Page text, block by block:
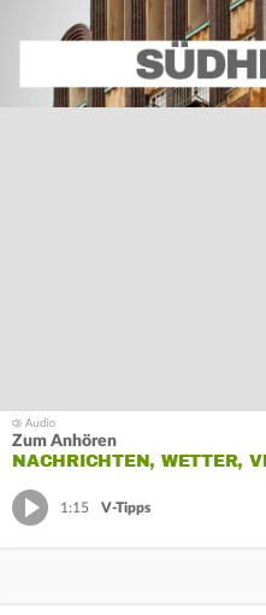
Zum Anhören
NACHRICHTEN, WETTER,
1:15 V-Tipps